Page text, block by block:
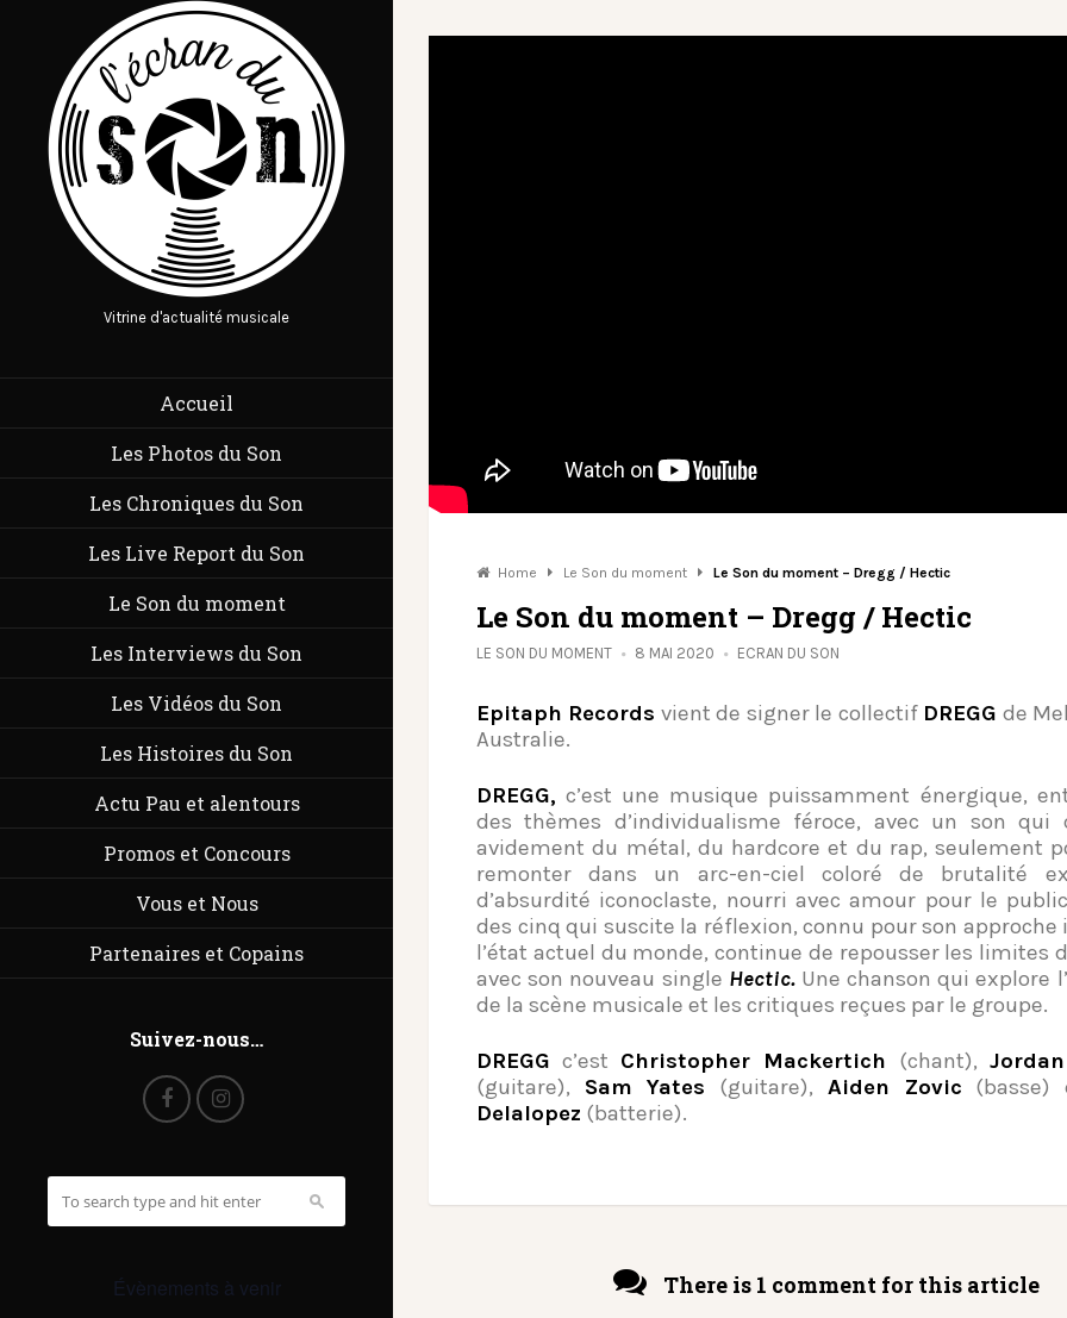
Vitrine d'actualité musicale
Accueil
Les Photos du Son
Les Chroniques du Son
Les Live Report du Son
Le Son du moment
Les Interviews du Son
Les Vidéos du Son
Les Histoires du Son
Actu Pau et alentours
Promos et Concours
Vous et Nous
Partenaires et Copains
Suivez-nous…
Évènements à venir
Home Le Son du moment Le Son du moment – Dregg / Hectic
Le Son du moment – Dregg / Hectic
LE SON DU MOMENT 8 MAI 2020 ECRAN DU SON
Epitaph Records vient de signer le collectif DREGG de
Australie.
DREGG, c’est une musique puissamment énergique,
des thèmes d’individualisme féroce, avec un son qui
avidement du métal, du hardcore et du rap, seulement
remonter dans un arc-en-ciel coloré de brutalité
d’absurdité iconoclaste, nourri avec amour pour le
des cinq qui suscite la réflexion, connu pour son approche
l’état actuel du monde, continue de repousser les limites
avec son nouveau single Hectic.Une chanson qui explore
de la scène musicale et les critiques reçues par le groupe.
DREGG c’est Christopher Mackertich (chant),
(guitare), Sam Yates (guitare), Aiden Zovic
Delalopez (batterie).
There is 1 comment for this article